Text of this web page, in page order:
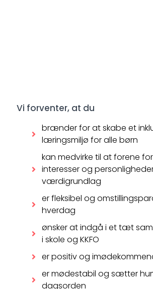
Vi forventer, at du
brænder for at skabe et
læringsmiljø for alle børn
kan medvirke til at forene
interesser og
værdigrundlag
er fleksibel og
hverdag
ønsker at indgå i et tæt
i skole og KKFO
er positiv og
er mødestabil og sætter
dagsorden